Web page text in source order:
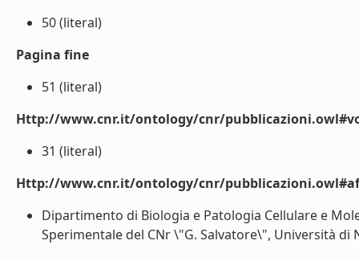
50 (literal)
Pagina fine
51 (literal)
Http://www.cnr.it/ontology/cnr/
31 (literal)
Http://www.cnr.it/ontology/cnr/
Dipartimento di Biologia e Patologia Cellulare e
Sperimentale del CNr \"G. Salvatore\", Università